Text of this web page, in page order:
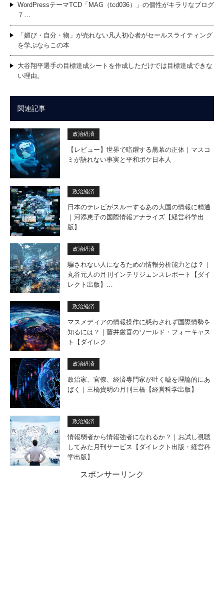
WordPressテーマTCD「MAG（tcd036）」の個性がキラリなブログ
７…
「媚び・自分・物」が売れない凡人初心者がセールスライティング
を学ぶならこの本
大谷翔平選手の目標達成シートを作成しただけでは目標達成できな
い理由。
関連記事
政治経済
【レビュー】世界で暗躍する黒幕の正体｜マスコ
ミが語れない事実と平和ボケ日本人
政治経済
日本のテレビがスルーするあの大国の情報に精通
｜河添恵子の国際情報アナライズ【経営科学出
版】
政治経済
騙されない人になるための情報分析能力とは？｜
丸谷元人の月刊インテリジェンスレポート【ダイ
レクト出版】…
政治経済
マスメディアの情報操作に惑わされず国際情勢を
知るには？｜藤井厳喜のワールド・フォーキャス
ト【ダイレク…
政治経済
政治家、官僚、経済専門家が吐く嘘を理論的にあ
ばく｜三橋貴明の月刊三橋【経営科学出版】
政治経済
情報弱者から情報強者になれるか？｜お試し視聴
してみた月刊サービス【ダイレクト出版・経営科
学出版】
スポンサーリンク